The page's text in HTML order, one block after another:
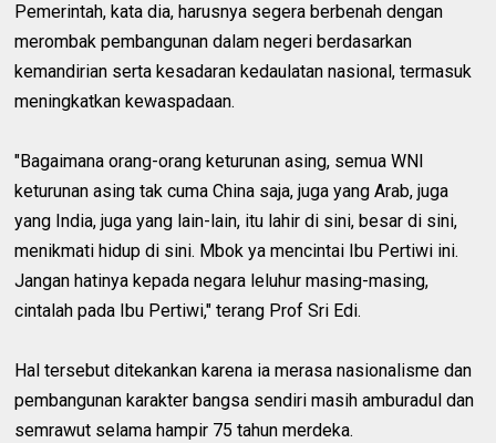
Pemerintah, kata dia, harusnya segera berbenah dengan
merombak pembangunan dalam negeri berdasarkan
kemandirian serta kesadaran kedaulatan nasional, termasuk
meningkatkan kewaspadaan.
"Bagaimana orang-orang keturunan asing, semua WNI
keturunan asing tak cuma China saja, juga yang Arab, juga
yang India, juga yang lain-lain, itu lahir di sini, besar di sini,
menikmati hidup di sini. Mbok ya mencintai Ibu Pertiwi ini.
Jangan hatinya kepada negara leluhur masing-masing,
cintalah pada Ibu Pertiwi," terang Prof Sri Edi.
Hal tersebut ditekankan karena ia merasa nasionalisme dan
pembangunan karakter bangsa sendiri masih amburadul dan
semrawut selama hampir 75 tahun merdeka.